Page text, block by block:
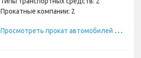
Прокатные компании: 2
П
росмотреть прокат автомобилей Skoda